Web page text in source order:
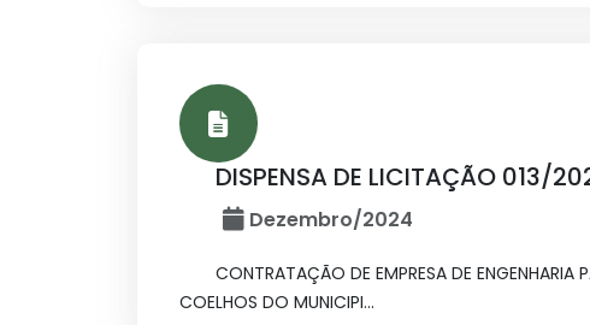
DISPENSA DE LICITAÇÃO 013/
Dezembro/2024
CONTRATAÇÃO DE EMPRESA DE
COELHOS DO MUNICIPI...